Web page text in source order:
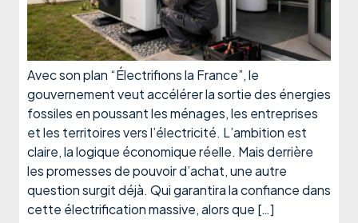
Avec son plan “Électrifions la France”, le
gouvernement veut accélérer la sortie des énergies
fossiles en poussant les ménages, les entreprises
et les territoires vers l’électricité. L’ambition est
claire, la logique économique réelle. Mais derrière
les promesses de pouvoir d’achat, une autre
question surgit déjà. Qui garantira la confiance dans
cette électrification massive, alors que […]